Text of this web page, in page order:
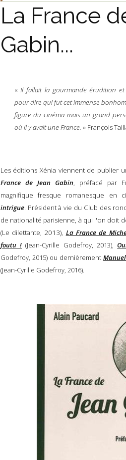
La France
Gabin...
« Il fallait la gourmande érudition
pour dire qui fut cet immense
figure du cinéma mais un grand
où il y avait une France. » François
Les éditions Xénia viennent de publier
France de Jean Gabin, préfacé par
magnifique fresque romanesque en
intrigue. Président à vie du Club des
de nationalité parisienne, à qui l'on doit
(Le dilettante, 2013), La France de
foutu !(Jean-Cyrille Godefroy, 2013),
Godefroy, 2015) ou dernièrement
(Jean-Cyrille Godefroy, 2016).